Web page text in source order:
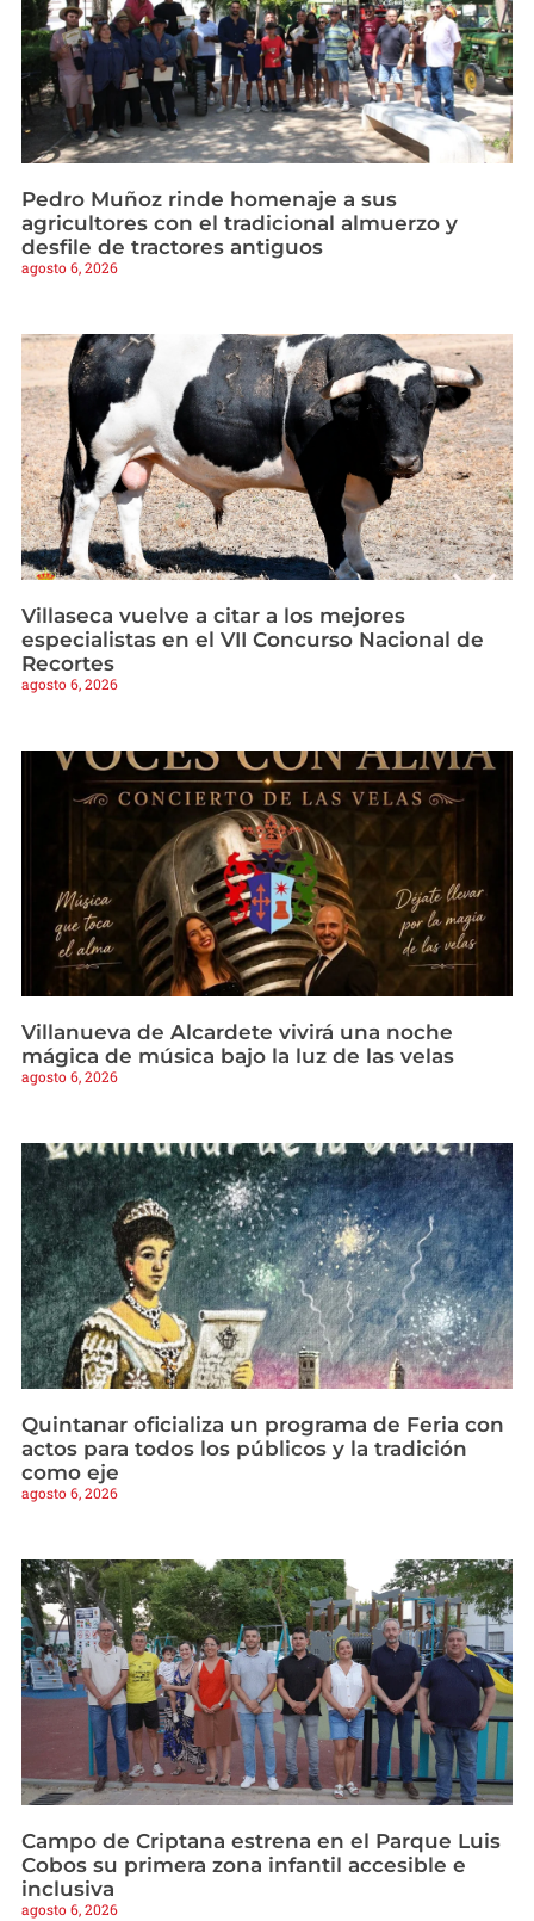
Pedro Muñoz rinde homenaje a sus
agricultores con el tradicional almuerzo y
desfile de tractores antiguos
agosto 6, 2026
Villaseca vuelve a citar a los mejores
especialistas en el VII Concurso Nacional de
Recortes
agosto 6, 2026
Villanueva de Alcardete vivirá una noche
mágica de música bajo la luz de las velas
agosto 6, 2026
Quintanar oficializa un programa de Feria con
actos para todos los públicos y la tradición
como eje
agosto 6, 2026
Campo de Criptana estrena en el Parque Luis
Cobos su primera zona infantil accesible e
inclusiva
agosto 6, 2026